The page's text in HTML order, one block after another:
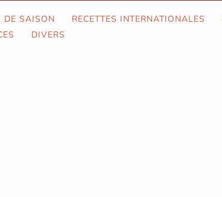
DE SAISON RECETTES INTERNATIONALES
DIVERS